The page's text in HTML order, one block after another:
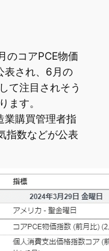
のコアPCE物価
表され、6月の
て注目されそう
ます。
業購買管理者指
指数などが公表